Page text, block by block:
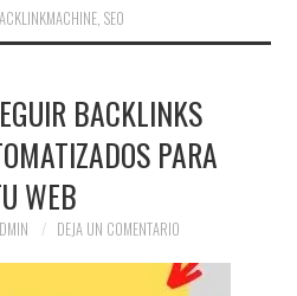
, SEO
BACKLINKS
PARA
WEB
DEJA UN COMENTARIO